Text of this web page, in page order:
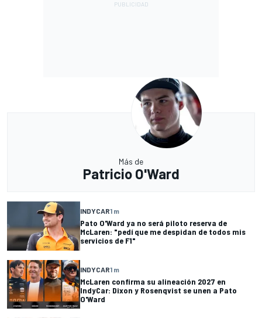
Más de
Patricio O'Ward
INDYCAR1 m
Pato O'Ward ya no será piloto reserva de
McLaren: "pedí que me despidan de todos mis
servicios de F1"
INDYCAR1 m
McLaren confirma su alineación 2027 en
IndyCar: Dixon y Rosenqvist se unen a Pato
O'Ward